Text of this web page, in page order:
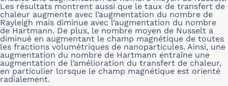
Les résultats montrent aussi que le taux de transfert de
chaleur augmente avec l’augmentation du nombre de
Rayleigh mais diminue avec l’augmentation du nombre
de Hartmann. De plus, le nombre moyen de Nusselt a
diminué en augmentant le champ magnétique de toutes
les fractions volumétriques de nanoparticules. Ainsi, une
augmentation du nombre de Hartmann entraîne une
augmentation de l’amélioration du transfert de chaleur,
en particulier lorsque le champ magnétique est orienté
radialement.